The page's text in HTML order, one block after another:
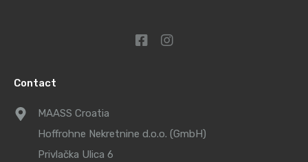
Contact
MAASS Croatia
Hoffrohne Nekretnine d.o.o. (GmbH)
Privlačka Ulica 6